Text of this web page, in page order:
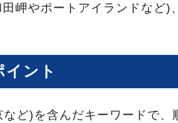
岬やポートアイランドなど)
ント
ど)を含んだキーワードで、